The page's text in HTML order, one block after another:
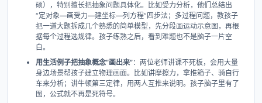
硕），特别擅长把抽象问题具体化。比如受力分析，他们总结出
“定对象—画受力—建坐标—列方程”四步法；多过程问题，教孩子
把一道大题拆成几个熟悉的简单模型，先分段画运动示意图，再根
据每个过程选规律。孩子练熟之后，看到难题也不是脑子一片空
白。
用生活例子把抽象概念“画出来”：两位老师讲课不死板，会用大量
身边场景帮孩子建立物理画面。比如讲摩擦力，拿推箱子、骑自行
车来分析；讲牛顿第三定律，用两人互推来说明。孩子脑子里有了
图，公式就不再是死符号。